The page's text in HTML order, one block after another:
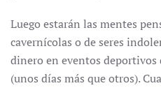
Luego estarán las mentes
cavernícolas o de seres
dinero en eventos deportivos
(unos días más que otros).